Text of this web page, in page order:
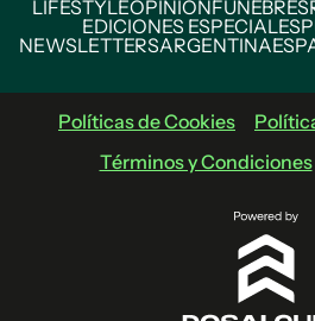
LIFESTYLEOPINIÓNFÚNEBRES
EDICIONES ESPECIALES
NEWSLETTERSARGENTINA
Políticas de Cookies
Términos y Condiciones